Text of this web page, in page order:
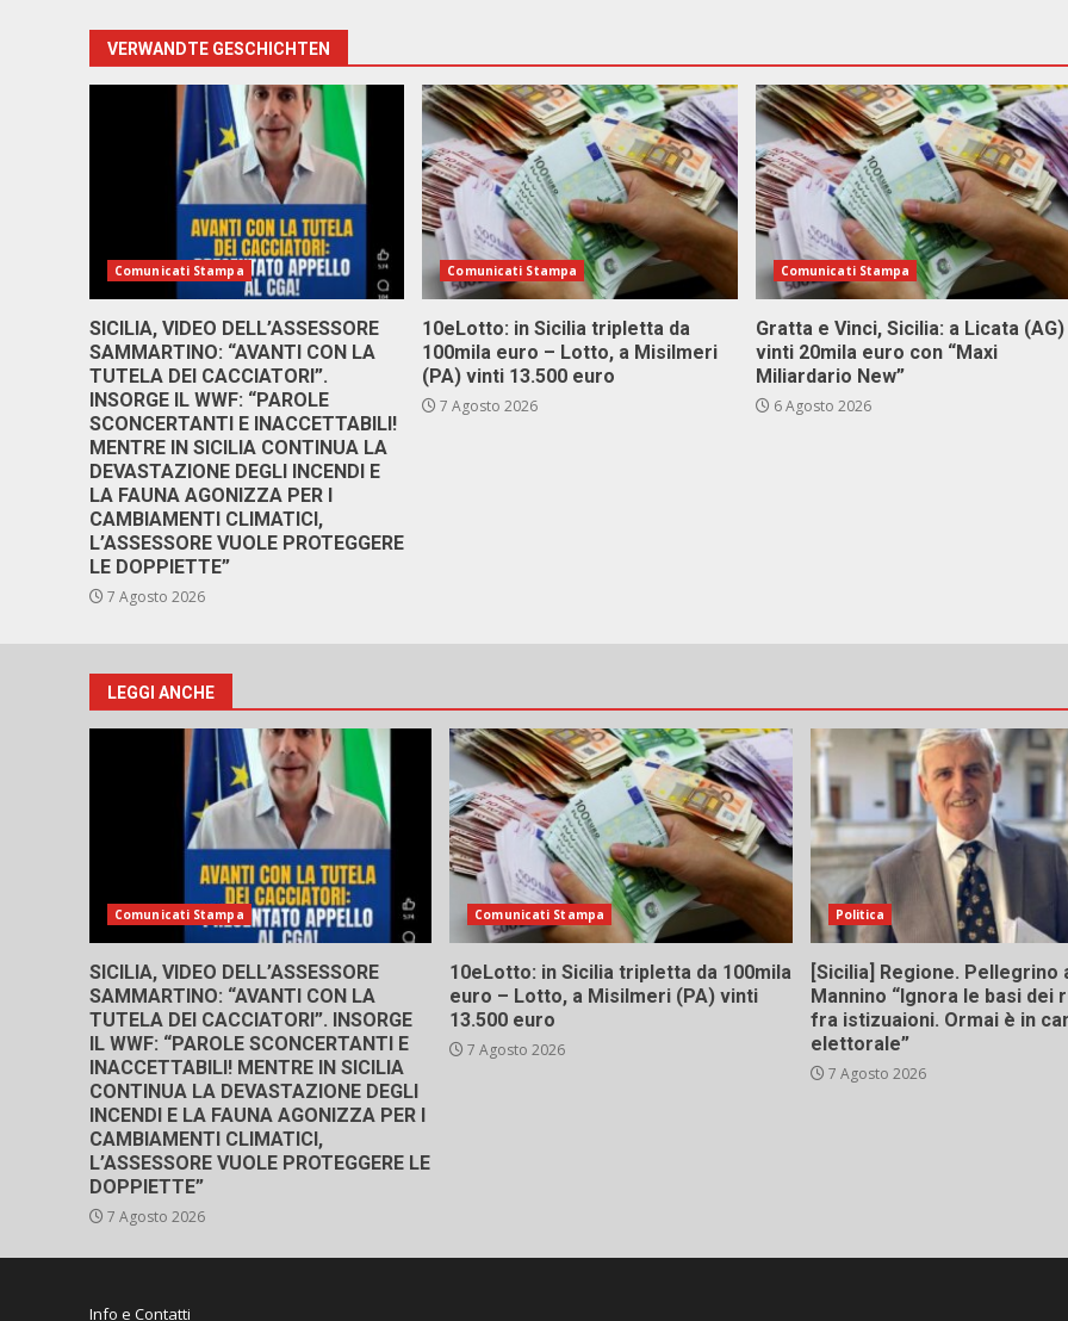
VERWANDTE GESCHICHTEN
Comunicati Stampa
SICILIA, VIDEO DELL’ASSESSORE
SAMMARTINO: “AVANTI CON LA
TUTELA DEI CACCIATORI”.
INSORGE IL WWF: “PAROLE
SCONCERTANTI E INACCETTABILI!
MENTRE IN SICILIA CONTINUA LA
DEVASTAZIONE DEGLI INCENDI E
LA FAUNA AGONIZZA PER I
CAMBIAMENTI CLIMATICI,
L’ASSESSORE VUOLE PROTEGGERE
LE DOPPIETTE”
7 Agosto 2026
Comunicati Stampa
10eLotto: in Sicilia tripletta da
100mila euro – Lotto, a Misilmeri
(PA) vinti 13.500 euro
7 Agosto 2026
Comunicati Stampa
Gratta e Vinci, Sicilia: a Licata (AG)
vinti 20mila euro con “Maxi
Miliardario New”
6 Agosto 2026
LEGGI ANCHE
Comunicati Stampa
SICILIA, VIDEO DELL’ASSESSORE
SAMMARTINO: “AVANTI CON LA
TUTELA DEI CACCIATORI”. INSORGE
IL WWF: “PAROLE SCONCERTANTI E
INACCETTABILI! MENTRE IN SICILIA
CONTINUA LA DEVASTAZIONE DEGLI
INCENDI E LA FAUNA AGONIZZA PER I
CAMBIAMENTI CLIMATICI,
L’ASSESSORE VUOLE PROTEGGERE LE
DOPPIETTE”
7 Agosto 2026
Comunicati Stampa
10eLotto: in Sicilia tripletta da 100mila
euro – Lotto, a Misilmeri (PA) vinti
13.500 euro
7 Agosto 2026
Politica
[Sicilia] Regione. Pellegrino
Mannino “Ignora le basi dei
fra istizuaioni. Ormai è in
elettorale”
7 Agosto 2026
Info e Contatti